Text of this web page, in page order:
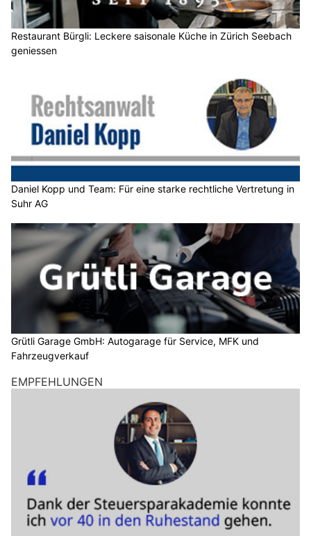
Restaurant Bürgli: Leckere saisonale Küche in Zürich Seebach
geniessen
Daniel Kopp und Team: Für eine starke rechtliche Vertretung in
Suhr AG
Grütli Garage GmbH: Autogarage für Service, MFK und
Fahrzeugverkauf
EMPFEHLUNGEN